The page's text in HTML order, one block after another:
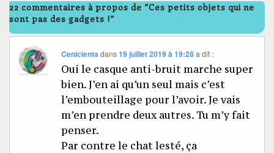
22 commentaires à propos de “Ces petits objets qui ne
sont pas des gadgets !”
Cenicientadans19 juillet 2019 à 19:28 a dit :
Oui le casque anti-bruit marche super
bien. J’en ai qu’un seul mais c’est
l’embouteillage pour l’avoir. Je vais
m’en prendre deux autres. Tu m’y fait
penser.
Par contre le chat lesté, ça